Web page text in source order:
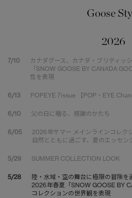
Goose
2026
7/10
カナダグース、カナダ・ブリティッ
「SNOW GOOSE BY CANADA
性を表現
6/13 POPEYE 7issue 【POP・EYE
6/10 父の日に贈る、感謝のかたち
6/05
2026年サマー メインラインコレク
自然とともに過ごす、夏のエッセン
5/29 SUMMER COLLECTION LOOK
5/28
陸・水域・空の舞台に極限の冒険を
2026年春夏「SNOW GOOSE BY
コレクションの世界観を表現